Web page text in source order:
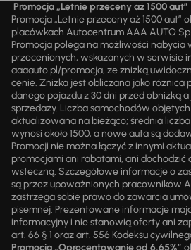
Promocja „Letnie przeceny aż 1500 aut”
Promocja „Letnie przeceny aż 1500 aut”
placówkach Autocentrum AAA AUTO
Promocja polega na możliwości
przecenionych, wskazanych w serwisie
aaaauto.pl/promocja, ze zniżką
cenie. Zniżka jest obliczana jako różnica
danego pojazdu z 30 dni przed obniżką
sprzedaży. Liczba samochodów
aktualizowana na bieżąco; średnia
wynosi około 1500, a nowe auta są
Promocji nie można łączyć z innymi
promocjami ani rabatami, ani dochodzić
wsteczną. Szczegółowe informacje o
są przez upoważnionych pracowników
zastrzega sobie prawo do zawarcia
pisemnej. Prezentowane informacje
informacyjny i nie stanowią oferty ani
art. 66 § 1 oraz art. 556 Kodeksu
Promocja „Oprocentowanie od 6,65%”